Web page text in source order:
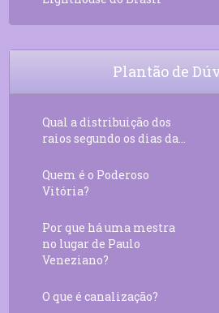
Plantão de
Qual a distribuição dos
raios segundo os dias da...
Quem é o Poderoso
Vitória?
Por que há uma mestra
no lugar de Paulo
Veneziano?
O que é canalização?